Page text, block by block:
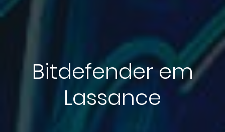
Bitdefender em
Lassance